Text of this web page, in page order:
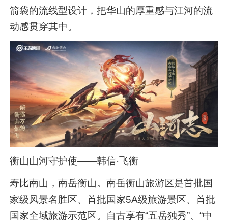
箭袋的流线型设计，把华山的厚重感与江河的流
动感贯穿其中。
衡山山河守护使——韩信·飞衡
寿比南山，南岳衡山。南岳衡山旅游区是首批国
家级风景名胜区、首批国家5A级旅游景区、首批
国家全域旅游示范区。自古享有“五岳独秀”、“中